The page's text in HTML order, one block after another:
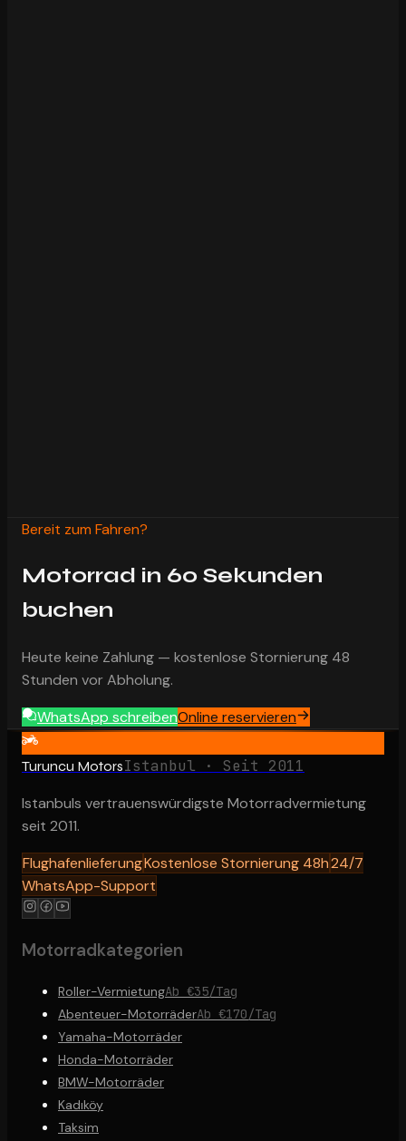
Bereit zum Fahren?
Motorrad in 60 Sekunden
buchen
Heute keine Zahlung — kostenlose Stornierung 48
Stunden vor Abholung.
WhatsApp schreibenOnline reservieren
Turuncu MotorsIstanbul · Seit 2011
Istanbuls vertrauenswürdigste Motorradvermietung
seit 2011.
FlughafenlieferungKostenlose Stornierung 48h24/7
WhatsApp-Support
Motorradkategorien
Roller-VermietungAb €35/Tag
Abenteuer-MotorräderAb €170/Tag
Yamaha-Motorräder
Honda-Motorräder
BMW-Motorräder
Kadıköy
Taksim